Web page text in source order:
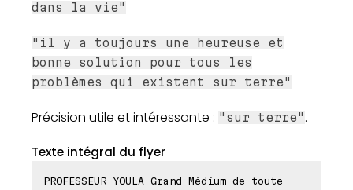
dans la vie"
"il y a toujours une heureuse et
bonne solution pour tous les
problèmes qui existent sur terre"
Précision utile et intéressante : "sur terre" .
Texte intégral du flyer
PROFESSEUR YOULA Grand Médium de toute